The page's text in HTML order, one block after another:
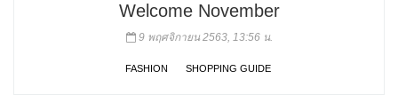
Welcome November
9 พฤศจิกายน 2563, 13:56 น.
FASHION SHOPPING GUIDE